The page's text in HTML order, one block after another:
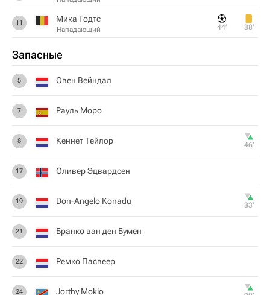
11 Мика Годтс
Нападающий 44‎’‎ 88‎’‎
Запасные
5 Овен Вейндал
7 Рауль Моро
8 Кеннет Тейлор 46‎’‎
17 Оливер Эдвардсен
19 Don-Angelo Konadu 83‎’‎
21 Бранко ван ден Бумен
22 Ремко Пасвеер
24 Jorthy Mokio